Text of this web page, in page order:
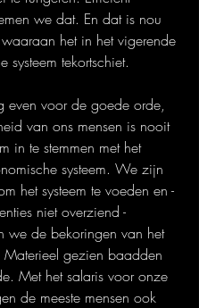
we dat. En dat is nou
het in het vigerende
systeem tekortschiet.
even voor de goede orde,
van ons mensen is nooit
in te stemmen met het
systeem. We zijn
het systeem te voeden en -
niet overziend -
we de bekoringen van het
Materieel gezien baadden
Met het salaris voor onze
de meeste mensen ook